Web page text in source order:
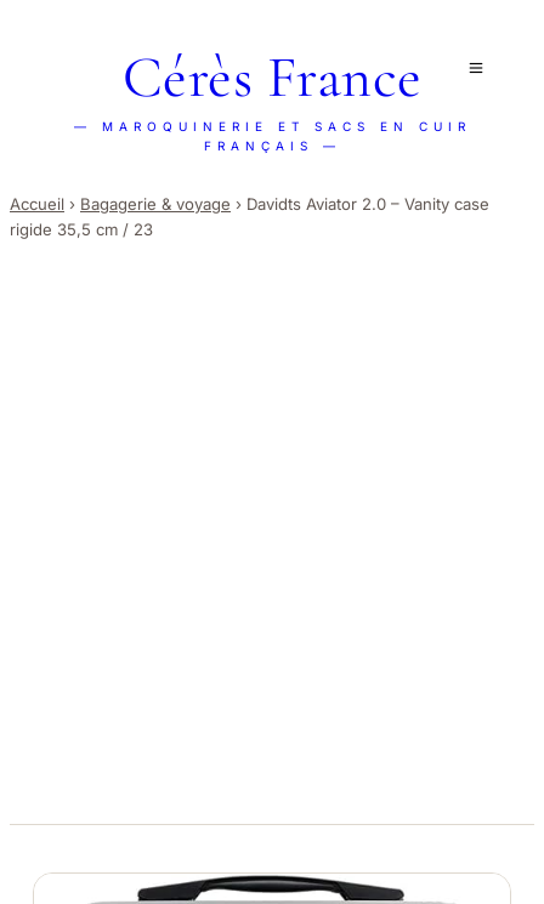
Cérès France
— MAROQUINERIE ET SACS EN CUIR
FRANÇAIS —
Accueil › Bagagerie & voyage › Davidts Aviator 2.0 – Vanity case
rigide 35,5 cm / 23